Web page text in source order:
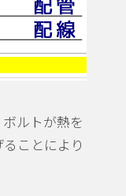
ルトが熱を
ことにより